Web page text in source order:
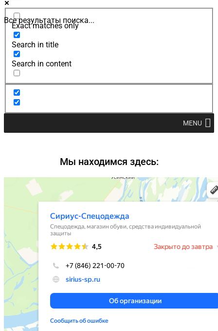
Все результаты поиска...
Exact matches only
Search in title
Search in content
MENU
Мы находимся здесь: